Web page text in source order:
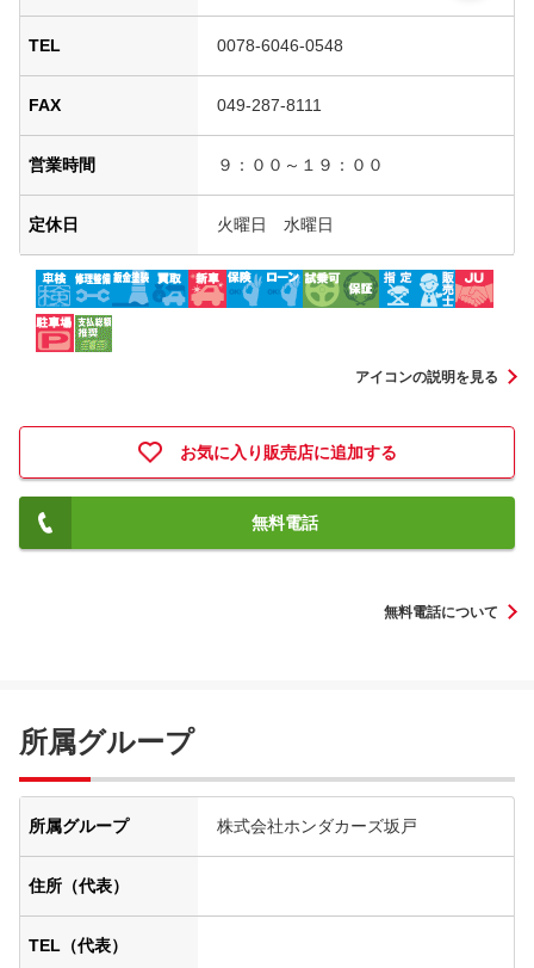
TEL 0078-6046-0548
FAX 049-287-8111
営業時間 ９：００～１９：００
定休日 火曜日 水曜日
アイコンの説明を見る
お気に入り販売店に追加する
無料電話
無料電話について
所属グループ
所属グループ 株式会社ホンダカーズ坂戸
住所（代表）
TEL（代表）